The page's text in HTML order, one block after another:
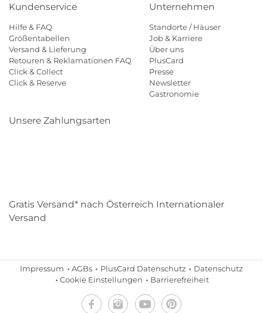
Kundenservice
Hilfe & FAQ
Größentabellen
Versand & Lieferung
Retouren & Reklamationen FAQ
Click & Collect
Click & Reserve
Unternehmen
Standorte / Häuser
Job & Karriere
Über uns
PlusCard
Presse
Newsletter
Gastronomie
Unsere Zahlungsarten
Gratis Versand* nach Österreich Internationaler
Versand
Impressum AGBs PlusCard Datenschutz
Datenschutz
Cookie Einstellungen
Barrierefreiheit